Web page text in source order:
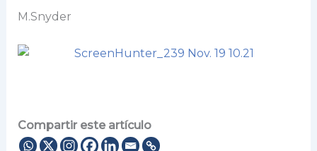
M.Snyder
Compartir este artículo